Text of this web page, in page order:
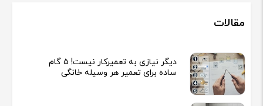
مقالات
دیگر نیازی به تعمیرکار نیست! ۵ گام
ساده برای تعمیر هر وسیله خانگی